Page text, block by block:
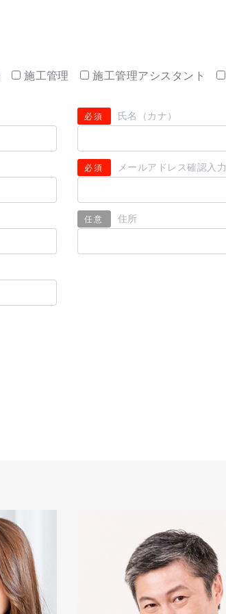
施工管理 施工管理アシスタント
必須 氏名（カナ）
必須 メールアドレス確認入力
任意 住所